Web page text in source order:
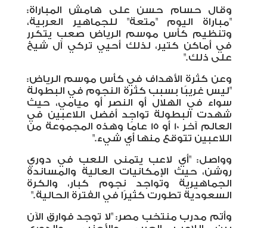
وقال حسام حسن على هامش المباراة:
"مباراة اليوم "متعة" للجماهير العربية،
وتنظيم كأس موسم الرياض صعب يتكرر
في أماكن كتير، لذلك أحيي تركي آل شيخ
على ذلك."
وعن كثرة الأهداف في كأس موسم الرياض:
"ليس غريبًا بسبب كثرة النجوم في البطولة
سواء في الهلال أو النصر أو ميامي، حيث
شهدت البطولة تواجد أفضل اللاعبين في
العالم آخر 10 أو 15 عامًا وهذه المجموعة من
اللاعبين تتوقع منها أي شيء."
وواصل: "أي لاعب يتمنى اللعب في دوري
روشن، حيث الإمكانيات العالية والمساندة
الجماهيرية وتواجد نجوم كبار، والكرة
السعودية تطورت كثيرًا في الفترة الحالية."
وأتم مدرب منتخب مصر: "لا توجد فوارق الآن